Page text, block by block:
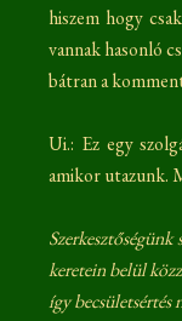
hiszem hogy
vannak hasonló
bátran a
Ui.: Ez egy
amikor utazunk.
Szerkesztőségünk
keretein belül
így becsületsértés